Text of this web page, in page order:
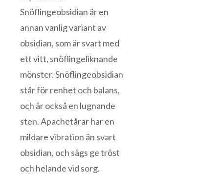
Snöflingeobsidian är en
annan vanlig variant av
obsidian, som är svart med
ett vitt, snöflingeliknande
mönster. Snöflingeobsidian
står för renhet och balans,
och är också en lugnande
sten. Apachetårar har en
mildare vibration än svart
obsidian, och sägs ge tröst
och helande vid sorg.